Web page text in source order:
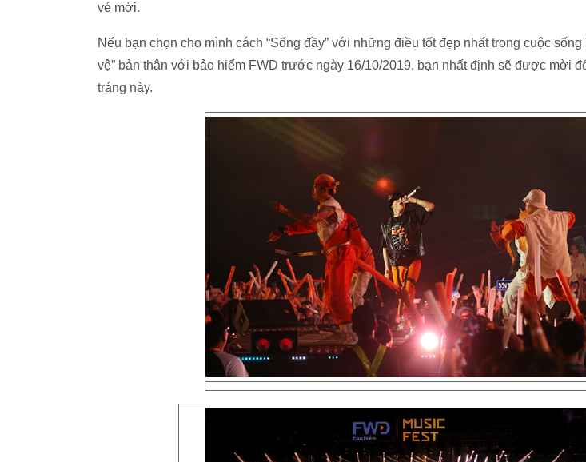
vé mời.
Nếu bạn chọn cho mình cách “Sống đầy” với những điều tốt đẹp nhất trong cuộc
vệ” bản thân với bảo hiểm FWD trước ngày 16/10/2019, bạn nhất định sẽ được mời
tráng này.